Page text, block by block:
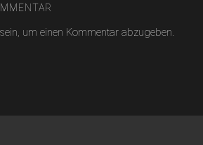
sein, um einen Kommentar abzugeben.